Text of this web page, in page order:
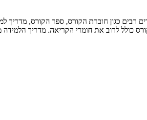
רבים כגון חוברת הקורס, ספר הקורס,
כולל לרוב את חומרי הקריאה. מדריך